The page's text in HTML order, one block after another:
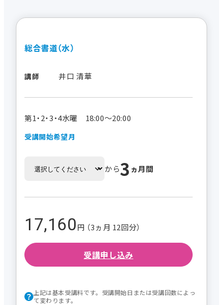
総合書道（水）
講師 井口 清華
第1・2・3・4水曜 18:00～20:00
受講開始希望月
から3 ヵ月間
17,160円 （3ヵ月 12回分）
受講申し込み
上記は基本受講料です。受講開始日または受講回数によっ
て変わります。